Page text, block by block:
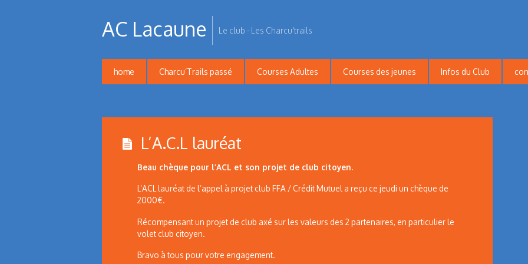
AC Lacaune Le club - Les Charcu'trails
home Charcu’Trails passé Courses Adultes Courses des jeunes Infos du Club
L’A.C.L lauréat
Beau chèque pour l’ACL et son projet de club citoyen.
L’ACL lauréat de l’appel à projet club FFA / Crédit Mutuel a reçu ce jeudi un chèque de
2000€.
Récompensant un projet de club axé sur les valeurs des 2 partenaires, en particulier le
volet club citoyen.
Bravo à tous pour votre engagement.